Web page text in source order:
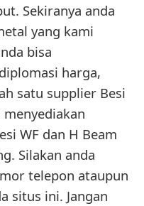
Sekiranya anda
yang kami
bisa
harga,
satu supplier Besi
menyediakan
WF dan H Beam
Silakan anda
telepon ataupun
situs ini. Jangan